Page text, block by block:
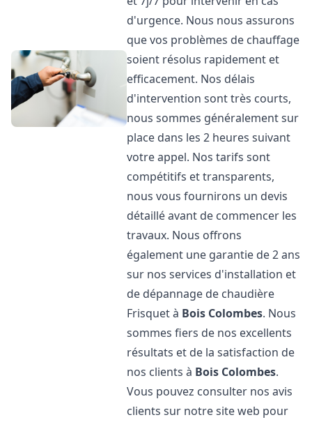
d'urgence. Nous nous assurons
que vos problèmes de chauffage
soient résolus rapidement et
efficacement. Nos délais
d'intervention sont très courts,
nous sommes généralement sur
place dans les 2 heures suivant
votre appel. Nos tarifs sont
compétitifs et transparents,
nous vous fournirons un devis
détaillé avant de commencer les
travaux. Nous offrons
également une garantie de 2 ans
sur nos services d'installation et
de dépannage de chaudière
Frisquet à Bois Colombes. Nous
sommes fiers de nos excellents
résultats et de la satisfaction de
nos clients à Bois Colombes.
Vous pouvez consulter nos avis
clients sur notre site web pour